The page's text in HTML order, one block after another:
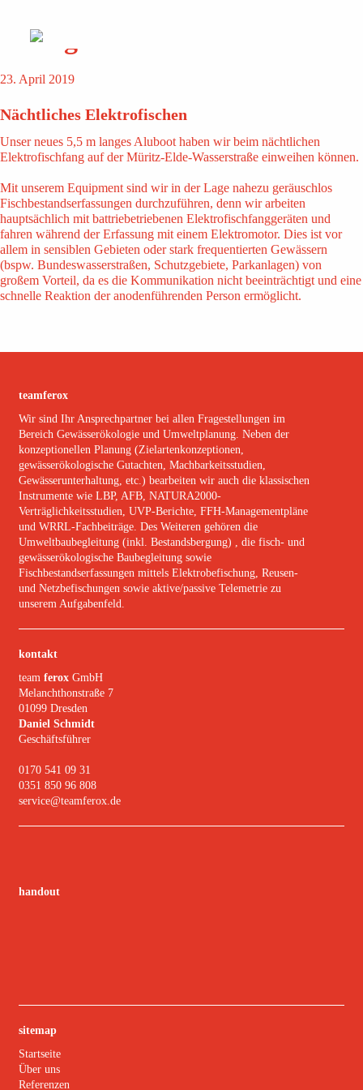
content
Schlagwort:
23. April 2019
Nächtliches Elektrofischen
Unser neues 5,5 m langes Aluboot haben wir beim nächtlichen
Elektrofischfang auf der Müritz-Elde-Wasserstraße einweihen können.
Mit unserem Equipment sind wir in der Lage nahezu geräuschlos
Fischbestandserfassungen durchzuführen, denn wir arbeiten
hauptsächlich mit battriebetriebenen Elektrofischfanggeräten und
fahren während der Erfassung mit einem Elektromotor. Dies ist vor
allem in sensiblen Gebieten oder stark frequentierten Gewässern
(bspw. Bundeswasserstraßen, Schutzgebiete, Parkanlagen) von
großem Vorteil, da es die Kommunikation nicht beeinträchtigt und eine
schnelle Reaktion der anodenführenden Person ermöglicht.
teamferox
Wir sind Ihr Ansprechpartner bei allen Fragestellungen im
Bereich Gewässerökologie und Umweltplanung. Neben der
konzeptionellen Planung (Zielartenkonzeptionen,
gewässerökologische Gutachten, Machbarkeitsstudien,
Gewässerunterhaltung, etc.) bearbeiten wir auch die klassischen
Instrumente wie LBP, AFB, NATURA2000-
Verträglichkeitsstudien, UVP-Berichte, FFH-Managementpläne
und WRRL-Fachbeiträge. Des Weiteren gehören die
Umweltbaubegleitung (inkl. Bestandsbergung) , die fisch- und
gewässerökologische Baubegleitung sowie
Fischbestandserfassungen mittels Elektrobefischung, Reusen-
und Netzbefischungen sowie aktive/passive Telemetrie zu
unserem Aufgabenfeld.
kontakt
teamferox GmbH
Melanchthonstraße 7
01099 Dresden
Daniel Schmidt
Geschäftsführer
0170 541 09 31
0351 850 96 808
service@teamferox.de
handout
sitemap
Startseite
Über uns
Referenzen